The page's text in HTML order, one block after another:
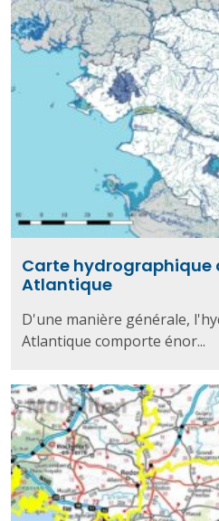
Carte hydrographique
Atlantique
D'une manière générale,
Atlantique comporte énor...